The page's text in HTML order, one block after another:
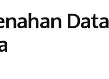
Data